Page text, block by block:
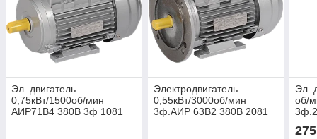
Эл. двигатель
0,75кВт/1500об/мин
АИР71B4 380В 3ф 1081
Электродвигатель
0,55кВт/3000об/мин
3ф.АИР 63B2 380В 2081
Эл.
об/